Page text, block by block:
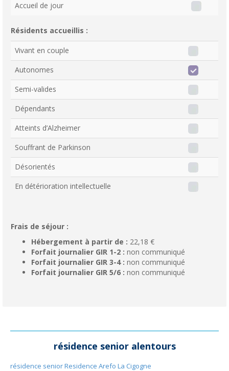
Accueil de jour
Résidents accueillis :
Vivant en couple
Autonomes
Semi-valides
Dépendants
Atteints d’Alzheimer
Souffrant de Parkinson
Désorientés
En détérioration intellectuelle
Frais de séjour :
Hébergement à partir de : 22,18 €
Forfait journalier GIR 1-2 : non communiqué
Forfait journalier GIR 3-4 : non communiqué
Forfait journalier GIR 5/6 : non communiqué
résidence senior alentours
résidence senior Residence Arefo La Cigogne